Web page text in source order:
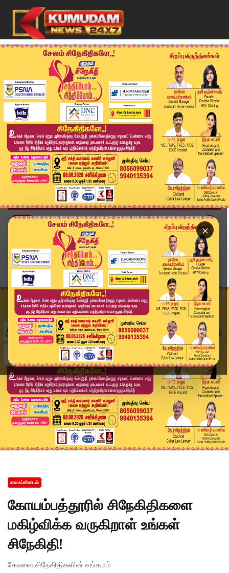
×
Home
லைஃப்ஸ்டைல்
கோயம்பத்தூரில் சிநேகிதிகளை மகிழ்விக்க வருகிறாள்...
லைஃப்ஸ்டைல்
கோயம்பத்தூரில் சிநேகிதிகளை
மகிழ்விக்க வருகிறாள் உங்கள்
சிநேகிதி!
கோவை சிநேகிதிகளின் சங்கமம்